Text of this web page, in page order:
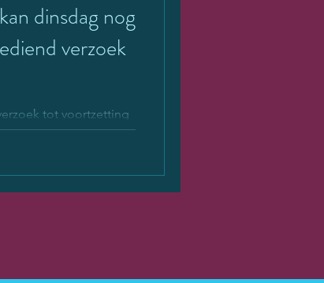
dinsdag nog
verzoek
tot voortzetting
is ingediend, nog